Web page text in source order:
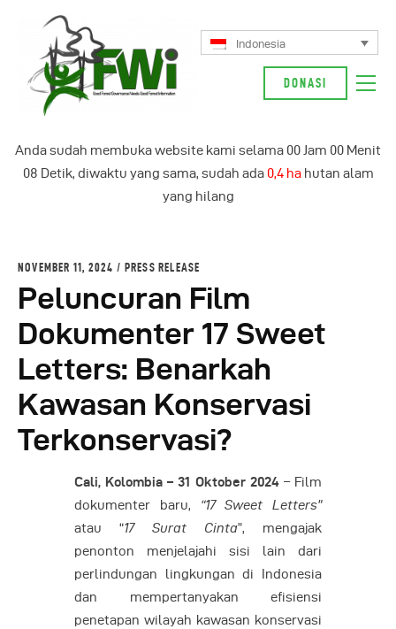
Indonesia
DONASI
Anda sudah membuka website kami selama 00Jam 00 Menit
08 Detik, diwaktu yang sama, sudah ada 0,4 hahutan alam
yang hilang
Kampanye Kami
Indonesia
NOVEMBER 11, 2024 PRESS RELEASE
Peluncuran Film
Dokumenter 17 Sweet
Letters: Benarkah
Kawasan Konservasi
Terkonservasi?
Cali, Kolombia – 31 Oktober 2024– Film
dokumenter baru, “17 Sweet Letters”
atau “17 Surat Cinta”, mengajak
penonton menjelajahi sisi lain dari
perlindungan lingkungan di Indonesia
dan mempertanyakan efisiensi
penetapan wilayah kawasan konservasi